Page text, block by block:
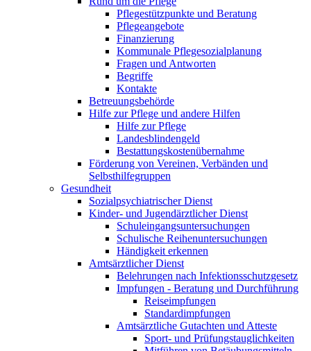
Pflegestützpunkte und Beratung
Pflegeangebote
Finanzierung
Kommunale Pflegesozialplanung
Fragen und Antworten
Begriffe
Kontakte
Betreuungsbehörde
Hilfe zur Pflege und andere Hilfen
Hilfe zur Pflege
Landesblindengeld
Bestattungskosten­übernahme
Förderung von Vereinen, Verbänden und
Selbsthilfegruppen
Gesundheit
Sozialpsychiatrischer Dienst
Kinder- und Jugendärztlicher Dienst
Schuleingangsuntersuchungen
Schulische Reihenuntersuchungen
Händigkeit erkennen
Amtsärztlicher Dienst
Belehrungen nach Infektionsschutzgesetz
Impfungen - Beratung und Durchführung
Reiseimpfungen
Standardimpfungen
Amtsärztliche Gutachten und Atteste
Sport- und Prüfungstauglichkeiten